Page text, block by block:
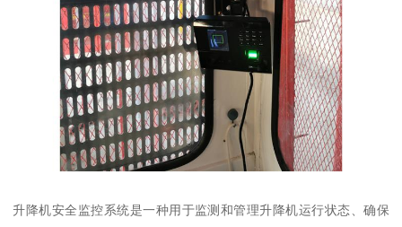
升降机安全监控系统是一种用于监测和管理升降机运行状态、确保